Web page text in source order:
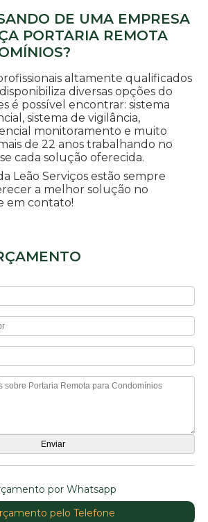
DE UMA EMPRESA
PORTARIA REMOTA
altamente qualificados
diversas opções do
é possível encontrar: sistema
sistema de vigilância,
monitoramento e muito
de 22 anos trabalhando no
cada solução oferecida.
Leão Serviços estão sempre
a melhor solução no
em contato!
por Whatsapp
pelo Telefone